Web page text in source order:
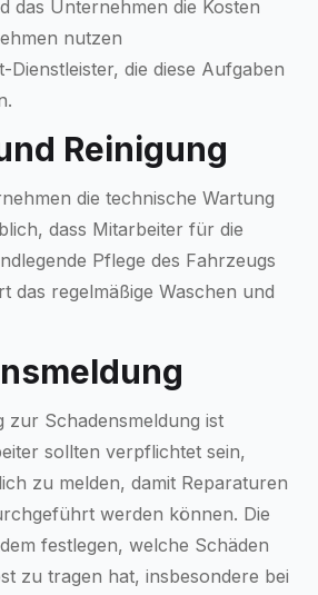
das Unternehmen die Kosten
nutzen
Dienstleister, die diese Aufgaben
Reinigung
die technische Wartung
dass Mitarbeiter für die
Pflege des Fahrzeugs
das regelmäßige Waschen und
zur Schadensmeldung ist
sollten verpflichtet sein,
zu melden, damit Reparaturen
werden können. Die
festlegen, welche Schäden
zu tragen hat, insbesondere bei